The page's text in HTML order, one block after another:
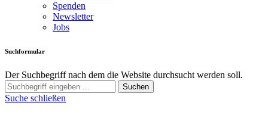
Spenden
Newsletter
Jobs
Suchformular
Der Suchbegriff nach dem die Website durchsucht werden soll.
Suchen
Suche schließen